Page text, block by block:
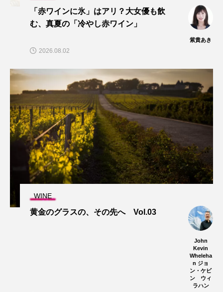
「赤ワインに氷」はアリ？大女優も飲
む、真夏の「冷やし赤ワイン」
紫貴あき
2026.08.02
WINE
黄金のグラスの、その先へ Vol.03
John
Kevin
Wheleha
n ジョ
ン・ケビ
ン ウィ
ラハン